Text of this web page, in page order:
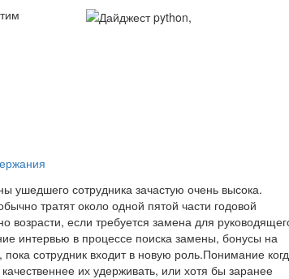
ушедшего сотрудника зачастую очень высока.
тратят около одной пятой части годовой
возрасти, если требуется замена для
интервью в процессе поиска замены, бонусы на
сотрудник входит в новую роль.Понимание
их удерживать, или хотя бы заранее